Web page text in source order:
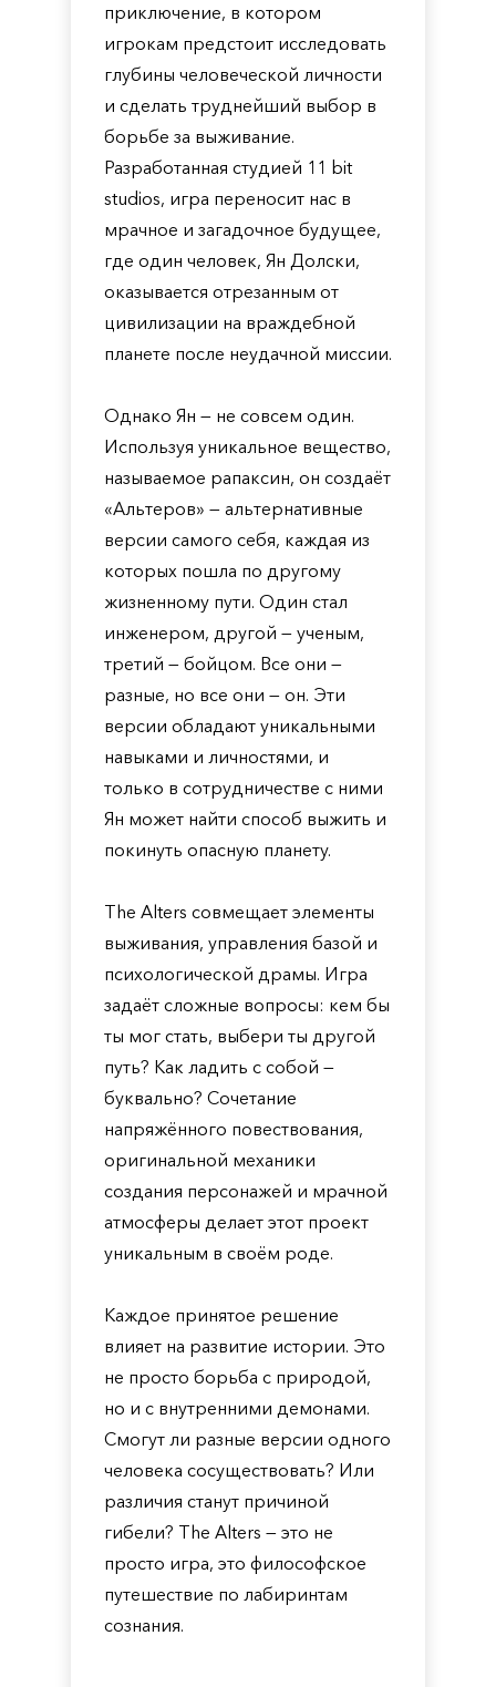
приключение, в котором
игрокам предстоит исследовать
глубины человеческой личности
и сделать труднейший выбор в
борьбе за выживание.
Разработанная студией 11 bit
studios, игра переносит нас в
мрачное и загадочное будущее,
где один человек, Ян Долски,
оказывается отрезанным от
цивилизации на враждебной
планете после неудачной миссии.
Однако Ян — не совсем один.
Используя уникальное вещество,
называемое рапаксин, он создаёт
«Альтеров» — альтернативные
версии самого себя, каждая из
которых пошла по другому
жизненному пути. Один стал
инженером, другой — ученым,
третий — бойцом. Все они —
разные, но все они — он. Эти
версии обладают уникальными
навыками и личностями, и
только в сотрудничестве с ними
Ян может найти способ выжить и
покинуть опасную планету.
The Alters совмещает элементы
выживания, управления базой и
психологической драмы. Игра
задаёт сложные вопросы: кем бы
ты мог стать, выбери ты другой
путь? Как ладить с собой —
буквально? Сочетание
напряжённого повествования,
оригинальной механики
создания персонажей и мрачной
атмосферы делает этот проект
уникальным в своём роде.
Каждое принятое решение
влияет на развитие истории. Это
не просто борьба с природой,
но и с внутренними демонами.
Смогут ли разные версии одного
человека сосуществовать? Или
различия станут причиной
гибели? The Alters — это не
просто игра, это философское
путешествие по лабиринтам
сознания.